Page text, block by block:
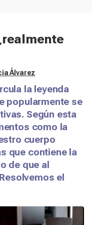
Álvarez
la leyenda
popularmente se
Según esta
como la
cuerpo
que contiene la
de que al
el